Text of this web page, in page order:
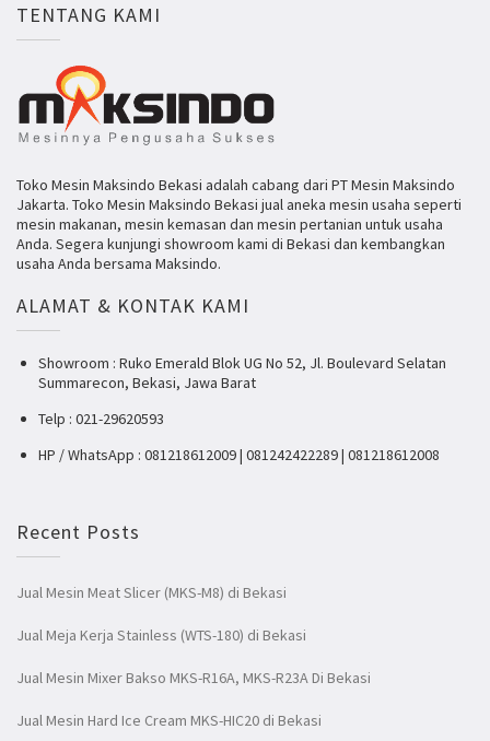
TENTANG KAMI
Toko Mesin Maksindo Bekasi adalah cabang dari PT Mesin Maksindo
Jakarta. Toko Mesin Maksindo Bekasi jual aneka mesin usaha seperti
mesin makanan, mesin kemasan dan mesin pertanian untuk usaha
Anda. Segera kunjungi showroom kami di Bekasi dan kembangkan
usaha Anda bersama Maksindo.
ALAMAT & KONTAK KAMI
Showroom : Ruko Emerald Blok UG No 52, Jl. Boulevard Selatan
Summarecon, Bekasi, Jawa Barat
Telp : 021-29620593
HP / WhatsApp : 081218612009 | 081242422289 | 081218612008
Recent Posts
Jual Mesin Meat Slicer (MKS-M8) di Bekasi
Jual Meja Kerja Stainless (WTS-180) di Bekasi
Jual Mesin Mixer Bakso MKS-R16A, MKS-R23A Di Bekasi
Jual Mesin Hard Ice Cream MKS-HIC20 di Bekasi